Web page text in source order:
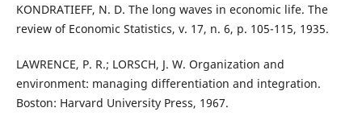
KONDRATIEFF, N. D. The long waves in economic life. The
review of Economic Statistics, v. 17, n. 6, p. 105-115, 1935.
LAWRENCE, P. R.; LORSCH, J. W. Organization and
environment: managing differentiation and integration.
Boston: Harvard University Press, 1967.